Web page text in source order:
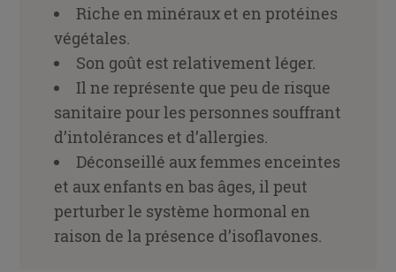
Riche en minéraux et en protéines
végétales.
Son goût est relativement léger.
Il ne représente que peu de risque
sanitaire pour les personnes souffrant
d’intolérances et d’allergies.
Déconseillé aux femmes enceintes
et aux enfants en bas âges, il peut
perturber le système hormonal en
raison de la présence d’isoflavones.